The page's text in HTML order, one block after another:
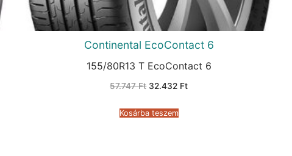
Continental EcoContact 6
155/80R13 T EcoContact 6
57.747Ft Original
57.747 Ft.
32.432 FtCurrent
Kosárba teszem